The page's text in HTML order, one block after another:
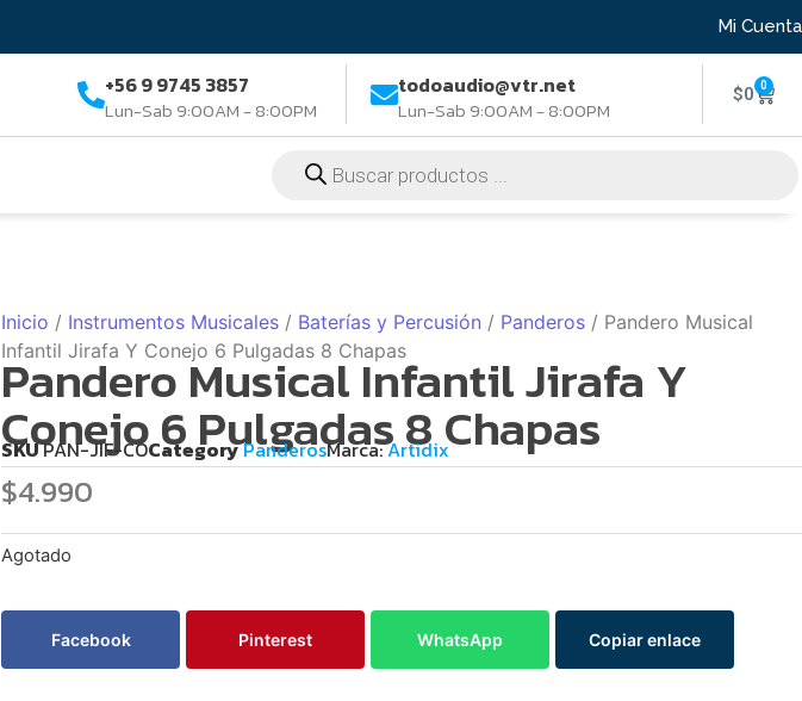
Mi Cuenta
+56 9 9745 3857
Lun-Sab 9:00AM - 8:00PM
todoaudio@vtr.net
Lun-Sab 9:00AM - 8:00PM
$0 0
Inicio / Instrumentos Musicales / Baterías y Percusión / Panderos / Pandero Musical
Infantil Jirafa Y Conejo 6 Pulgadas 8 Chapas
Pandero Musical Infantil Jirafa Y
Conejo 6 Pulgadas 8 Chapas
SKUPAN-JIF-COCategoryPanderosMarca:Artidix
$4.990
Agotado
Facebook Pinterest WhatsApp Copiar enlace